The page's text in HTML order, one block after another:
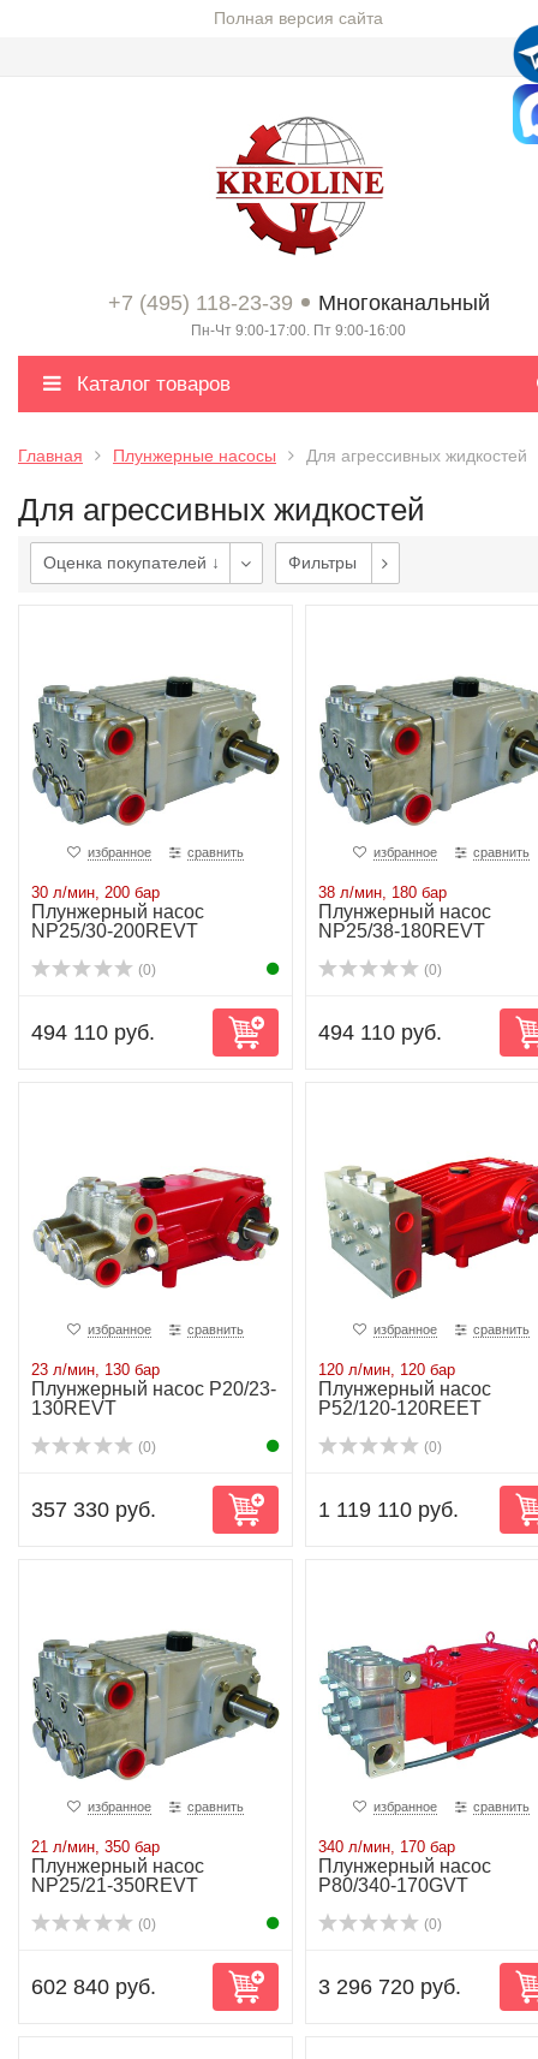
Полная версия сайта
+7 (495) 118-23-39 Многоканальный
Пн-Чт 9:00-17:00. Пт 9:00-16:00
Каталог товаров
Главная Плунжерные насосы Для агрессивных жидкостей
Для агрессивных жидкостей
Оценка покупателей ↓ Фильтры
избранное сравнить
30 л/мин, 200 бар
Плунжерный насос
NP25/30-200REVT
(0)
494 110 руб.
избранное сравнить
38 л/мин, 180 бар
Плунжерный насос
NP25/38-180REVT
(0)
494 110 руб.
избранное сравнить
23 л/мин, 130 бар
Плунжерный насос P20/23-
130REVT
(0)
357 330 руб.
избранное сравнить
120 л/мин, 120 бар
Плунжерный насос
P52/120-120REET
(0)
1 119 110 руб.
избранное сравнить
21 л/мин, 350 бар
Плунжерный насос
NP25/21-350REVT
(0)
602 840 руб.
избранное сравнить
340 л/мин, 170 бар
Плунжерный насос
P80/340-170GVT
(0)
3 296 720 руб.